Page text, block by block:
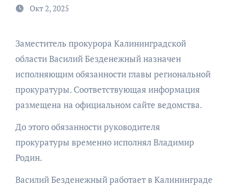
Окт 2, 2025
Заместитель прокурора Калининградской
области Василий Безденежный назначен
исполняющим обязанности главы региональной
прокуратуры. Соответствующая информация
размещена на официальном сайте ведомства.
До этого обязанности руководителя
прокуратуры временно исполнял Владимир
Родин.
Василий Безденежный работает в Калининграде